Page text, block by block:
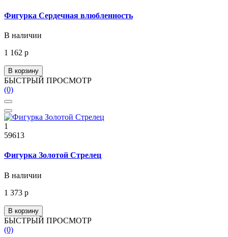
Фигурка Сердечная влюбленность
В наличии
1 162 р
В корзину
БЫСТРЫЙ ПРОСМОТР
(0)
1
59613
Фигурка Золотой Стрелец
В наличии
1 373 р
В корзину
БЫСТРЫЙ ПРОСМОТР
(0)